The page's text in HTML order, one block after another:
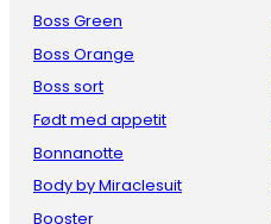
Boss Green
Boss Orange
Boss sort
Født med appetit
Bonnanotte
Body by Miraclesuit
Booster